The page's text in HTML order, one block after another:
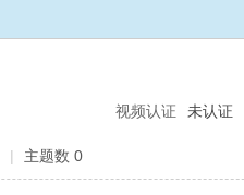
视频认证 未认证
| 主题数 0